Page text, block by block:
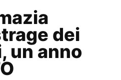
dei
un anno